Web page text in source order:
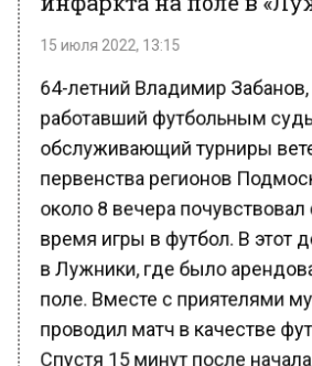
работавший футбольным
обслуживающий турниры
первенства регионов
около 8 вечера почувствовал
время игры в футбол. В этот
в Лужники, где было
поле. Вместе с приятелями
проводил матч в качестве
Спустя 15 минут после